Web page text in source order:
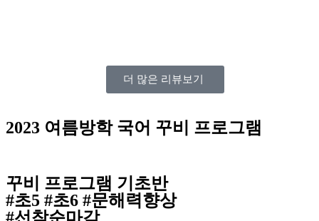
더 많은 리뷰보기
2023 여름방학 국어 꾸비 프로그램
꾸비 프로그램 기초반
#초5 #초6 #문해력향상
#선착순마감